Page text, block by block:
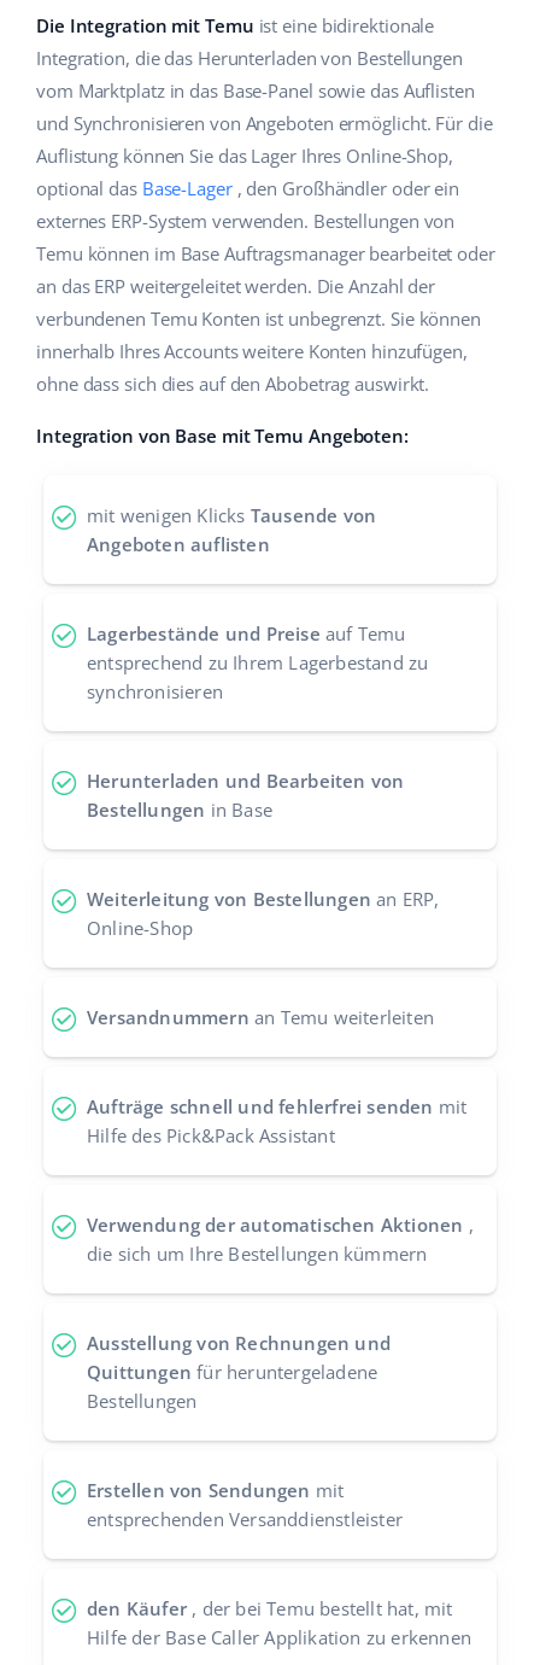
Marktplatz-Manager
Workflow-Automatisierung
Versandmanagement
Preisautomatisierung
KI für E-Commerce
Ecosystem
Haus & Garten
Produkte für Kinder
Elektronik
Autoteile
Supermarkt
Health & Beauty
Mode
Hilfe
Akademie
Marketplace Ebook
Blog
Dienstleistungen
Systemimplementierungen
Base.com Audit
Andere
Vorteilsrechner
Kontakt
english (US)
english (GB)
english (IN)
čeština
deutsch
Ελληνικά
español (AR)
Italiano
polski
português (BR)
română
Die Integration mit Temu ist eine bidirektionale
Integration, die das Herunterladen von Bestellungen
vom Marktplatz in das Base-Panel sowie das Auflisten
und Synchronisieren von Angeboten ermöglicht. Für die
Auflistung können Sie das Lager Ihres Online-Shop,
optional das Base-Lager, den Großhändler oder ein
externes ERP-System verwenden. Bestellungen von
Temu können im Base Auftragsmanager bearbeitet oder
an das ERP weitergeleitet werden. Die Anzahl der
verbundenen Temu Konten ist unbegrenzt. Sie können
innerhalb Ihres Accounts weitere Konten hinzufügen,
ohne dass sich dies auf den Abobetrag auswirkt.
Integration von Base mit Temu Angeboten:
mit wenigen Klicks Tausende von
Angeboten auflisten
Lagerbestände und Preise auf Temu
entsprechend zu Ihrem Lagerbestand zu
synchronisieren
Herunterladen und Bearbeiten von
Bestellungen in Base
Weiterleitung von Bestellungen an ERP,
Online-Shop
Versandnummern an Temu weiterleiten
Aufträge schnell und fehlerfrei senden mit
Hilfe des Pick&Pack Assistant
Verwendung der automatischen Aktionen ,
die sich um Ihre Bestellungen kümmern
Ausstellung von Rechnungen und
Quittungen für heruntergeladene
Bestellungen
Erstellen von Sendungen mit
entsprechenden Versanddienstleister
den Käufer , der bei Temu bestellt hat, mit
Hilfe der Base Caller Applikation zu erkennen